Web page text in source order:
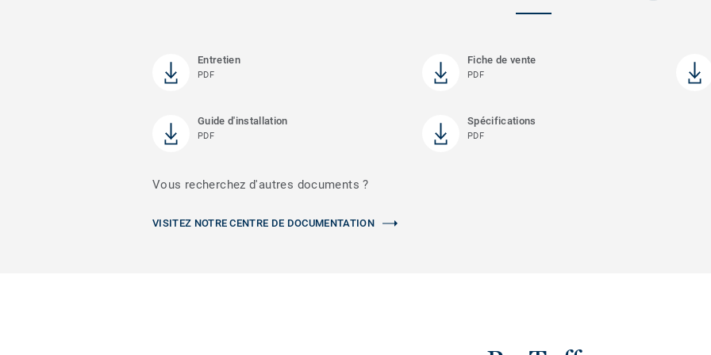
Entretien
PDF
Fiche de vente
PDF
Guide d'installation
PDF
Spécifications
PDF
Vous recherchez d'autres documents ?
VISITEZ NOTRE CENTRE DE DOCUMENTATION